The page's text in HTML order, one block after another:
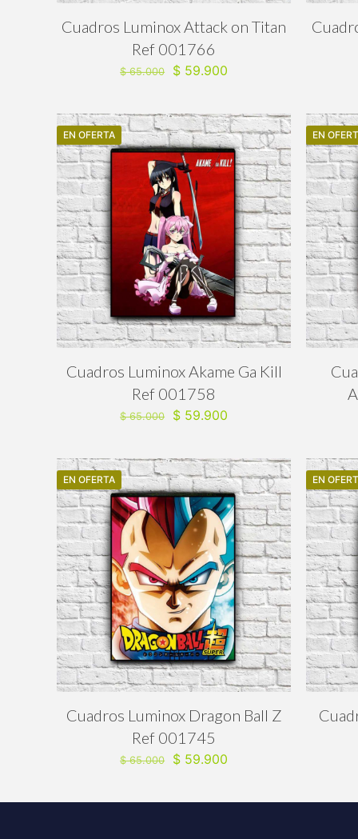
Cuadros Luminox Attack on Titan
Ref 001766
$65.000
El
era:
$ 65.000.
$ 59.900
es:
$ 59.900.
EN OFERTA
Cuadros Luminox Akame Ga Kill
Ref 001758
$65.000
El
era:
$ 65.000.
$ 59.900
es:
$ 59.900.
EN
EN OFERTA
Cuadros Luminox Dragon Ball Z
Ref 001745
$65.000
El
$ 59.900
EN